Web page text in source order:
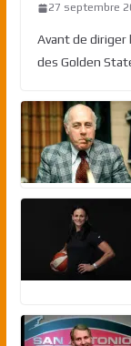
27 septembre
Avant de diriger
des Golden